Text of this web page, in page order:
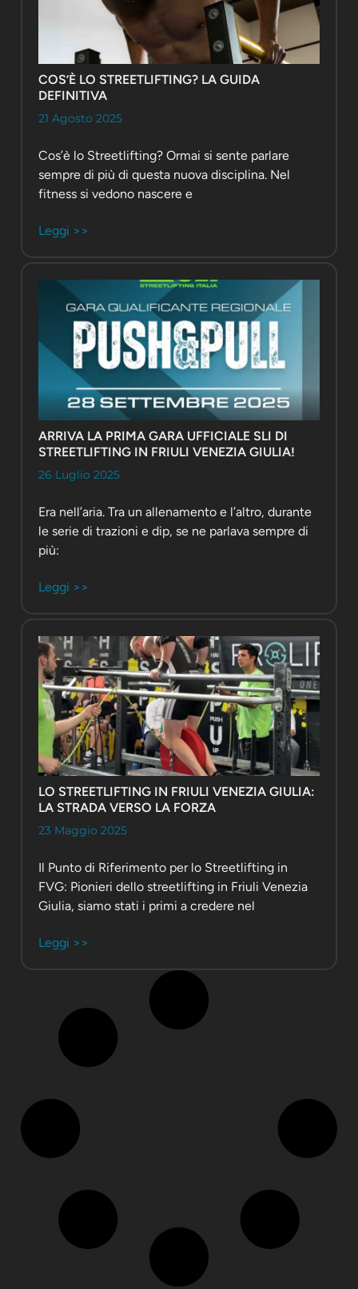
COS’È LO STREETLIFTING? LA GUIDA
DEFINITIVA
21 Agosto 2025
Cos’è lo Streetlifting? Ormai si sente parlare
sempre di più di questa nuova disciplina. Nel
fitness si vedono nascere e
Leggi >>
ARRIVA LA PRIMA GARA UFFICIALE SLI DI
STREETLIFTING IN FRIULI VENEZIA GIULIA!
26 Luglio 2025
Era nell’aria. Tra un allenamento e l’altro, durante
le serie di trazioni e dip, se ne parlava sempre di
più:
Leggi >>
LO STREETLIFTING IN FRIULI VENEZIA GIULIA:
LA STRADA VERSO LA FORZA
23 Maggio 2025
Il Punto di Riferimento per lo Streetlifting in
FVG: Pionieri dello streetlifting in Friuli Venezia
Giulia, siamo stati i primi a credere nel
Leggi >>